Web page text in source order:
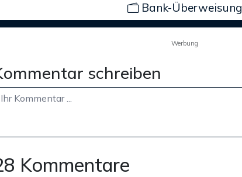
Bank-Überweisung
Werbung
schreiben
Kommentare